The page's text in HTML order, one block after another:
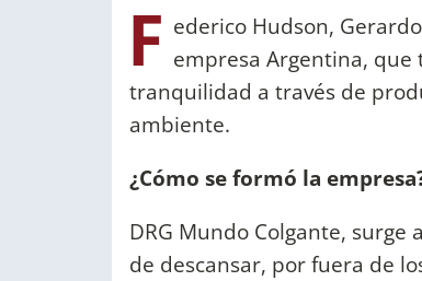
F ederico Hudson,
empresa Argentina,
tranquilidad a través de
ambiente.
¿Cómo se formó la
DRG Mundo Colgante,
de descansar, por fuera de